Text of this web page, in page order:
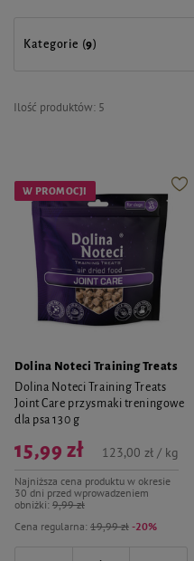
Kategorie (9)
Ilość produktów: 5
W PROMOCJI
Dolina Noteci Training Treats
Dolina Noteci Training Treats
Joint Care przysmaki treningowe
dla psa 130 g
Cena regularna: 19,99 zł -20%
15,99 zł
Najniższa cena produktu w okresie
30 dni przed wprowadzeniem
obniżki: 9,99 zł
123,00 zł / kg